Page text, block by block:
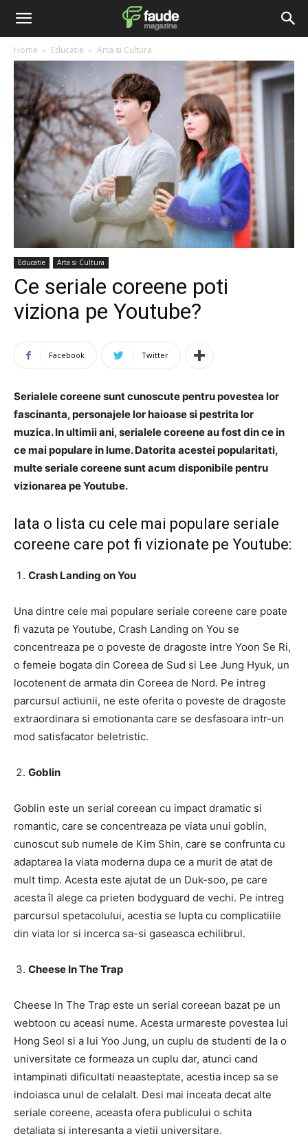
Home Educatie Arta si Cultura
Educatie Arta si Cultura
Ce seriale coreene poti
viziona pe Youtube?
Facebook Twitter
Serialele coreene sunt cunoscute pentru povestea lor
fascinanta, personajele lor haioase si pestrita lor
muzica. In ultimii ani, serialele coreene au fost din ce in
ce mai populare in lume. Datorita acestei popularitati,
multe seriale coreene sunt acum disponibile pentru
vizionarea pe Youtube.
Iata o lista cu cele mai populare seriale
coreene care pot fi vizionate pe Youtube:
Crash Landing on You
Una dintre cele mai populare seriale coreene care poate
fi vazuta pe Youtube, Crash Landing on You se
concentreaza pe o poveste de dragoste intre Yoon Se Ri,
o femeie bogata din Coreea de Sud si Lee Jung Hyuk, un
locotenent de armata din Coreea de Nord. Pe intreg
parcursul actiunii, ne este oferita o poveste de dragoste
extraordinara si emotionanta care se desfasoara intr-un
mod satisfacator beletristic.
Goblin
Goblin este un serial coreean cu impact dramatic si
romantic, care se concentreaza pe viata unui goblin,
cunoscut sub numele de Kim Shin, care se confrunta cu
adaptarea la viata moderna dupa ce a murit de atat de
mult timp. Acesta este ajutat de un Duk-soo, pe care
acesta îl alege ca prieten bodyguard de vechi. Pe intreg
parcursul spetacolului, acestia se lupta cu complicatiile
din viata lor si incerca sa-si gaseasca echilibrul.
Cheese In The Trap
Cheese In The Trap este un serial coreean bazat pe un
webtoon cu aceasi nume. Acesta urmareste povestea lui
Hong Seol si a lui Yoo Jung, un cuplu de studenti de la o
universitate ce formeaza un cuplu dar, atunci cand
intampinati dificultati neaasteptate, acestia incep sa se
indoiasca unul de celalalt. Desi mai inceata decat alte
seriale coreene, aceasta ofera publicului o schita
detaliata si interesanta a vietii universitare.